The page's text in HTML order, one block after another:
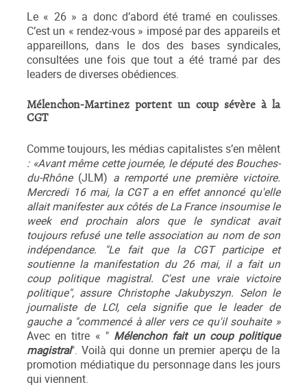
Le « 26 » a donc d’abord été tramé en coulisses.
C’est un « rendez-vous » imposé par des appareils et
appareillons, dans le dos des bases syndicales,
consultées une fois que tout a été tramé par des
leaders de diverses obédiences.
Mélenchon-Martinez portent un coup sévère à la
CGT
Comme toujours, les médias capitalistes s’en mêlent
: «Avant même cette journée, le député des Bouches-
du-Rhône(JLM) a remporté une première victoire.
Mercredi 16 mai, la CGT a en effet annoncé qu'elle
allait manifester aux côtés de La France insoumise le
week end prochain alors que le syndicat avait
toujours refusé une telle association au nom de son
indépendance. "Le fait que la CGT participe et
soutienne la manifestation du 26 mai, il a fait un
coup politique magistral. C'est une vraie victoire
politique", assure Christophe Jakubyszyn. Selon le
journaliste de LCI, cela signifie que le leader de
gauche a "commencé à aller vers ce qu'il souhaite »
Avec en titre « " Mélenchon fait un coup politique
magistral". Voilà qui donne un premier aperçu de la
promotion médiatique du personnage dans les jours
qui viennent.